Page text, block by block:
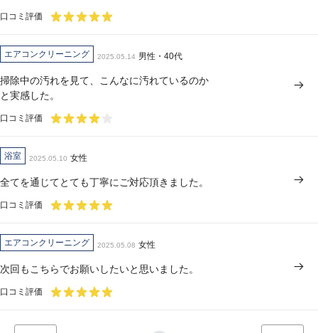
口コミ評価
エアコンクリーニング 2025.05.14 男性・40代
掃除中の汚れを見て、こんなに汚れているのか
と実感した。
口コミ評価
浴室 2025.05.10 女性
全てを通じてとても丁寧にご対応頂きました。
口コミ評価
エアコンクリーニング 2025.05.08 女性
次回もこちらでお願いしたいと思いました。
口コミ評価